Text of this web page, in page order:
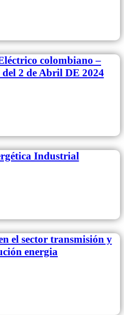
colombiano –
del 2 de Abril DE 2024
Industrial
el sector transmisión y
energia